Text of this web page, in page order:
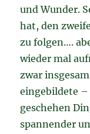
und Wunder.
hat, den
zu folgen….
wieder mal
zwar
eingebildete
geschehen
spannender